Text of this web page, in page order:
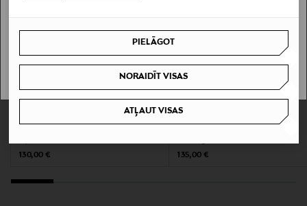
PIELĀGOT
NORAIDĪT VISAS
ATĻAUT VISAS
Tīrīt ar mitru drānu
Krāsa
1S7 FEATHER
Izmērs
ONE
BY MALENE BIRGER
Original Price
130,00 €
LONGCHAMP
Original Price
135,00 €